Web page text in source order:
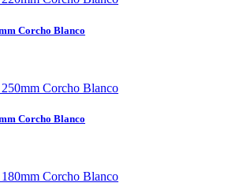
Corcho Blanco
Corcho Blanco